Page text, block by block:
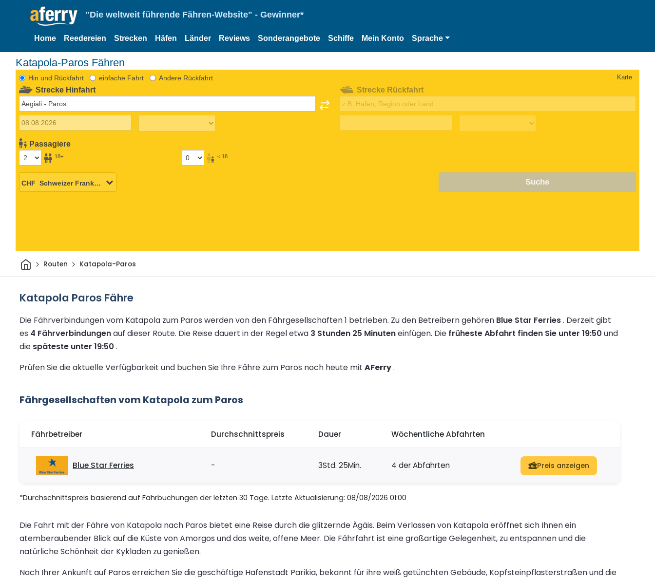
"Die weltweit führende Fähren-Website" - Gewinner*
Home Reedereien Strecken Häfen Länder Reviews Sonderangebote Schiffe Mein Konto Sprache
Katapola-Paros Fähren
Hin und Rückfahrt einfache Fahrt Andere Rückfahrt Karte
Strecke Hinfahrt
Passagiere
18+ < 18
Strecke Rückfahrt
Suche
HeimRouten Katapola-Paros
Katapola Paros Fähre
Die Fährverbindungen vom Katapola zum Paros werden von den Fährgesellschaften 1 betrieben. Zu den Betreibern gehören Blue Star Ferries. Derzeit gibt
es 4 Fährverbindungenauf dieser Route. Die Reise dauert in der Regel etwa 3 Stunden 25 Minuteneinfügen. Die früheste Abfahrt finden Sie unter 19:50 und
die späteste unter 19:50 .
Prüfen Sie die aktuelle Verfügbarkeit und buchen Sie Ihre Fähre zum Paros noch heute mit AFerry.
Fährgesellschaften vom Katapola zum Paros
Fährbetreiber Durchschnittspreis Dauer Wöchentliche Abfahrten
Blue Star Ferries - 3Std. 25Min. 4 der Abfahrten Preis anzeigen
*Durchschnittspreis basierend auf Fährbuchungen der letzten 30 Tage. Letzte Aktualisierung: 08/08/2026 01:00
Die Fahrt mit der Fähre von Katapola nach Paros bietet eine Reise durch die glitzernde Ägäis. Beim Verlassen von Katapola eröffnet sich Ihnen ein
atemberaubender Blick auf die Küste von Amorgos und das weite, offene Meer. Die Fährfahrt ist eine großartige Gelegenheit, zu entspannen und die
natürliche Schönheit der Kykladen zu genießen.
Nach Ihrer Ankunft auf Paros erreichen Sie die geschäftige Hafenstadt Parikia, bekannt für ihre weiß getünchten Gebäude, Kopfsteinpflasterstraßen und die